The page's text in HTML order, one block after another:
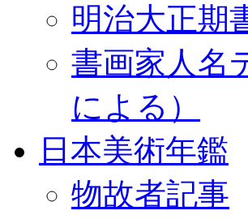
明治大正期
書画家人名
による）
日本美術年鑑
物故者記事